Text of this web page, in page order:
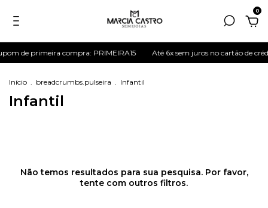
0
de primeira compra: PRIMEIRA15 Até 6x sem juros no cartão de
Início . breadcrumbs.pulseira . Infantil
Infantil
Não temos resultados para sua pesquisa. Por favor,
tente com outros filtros.